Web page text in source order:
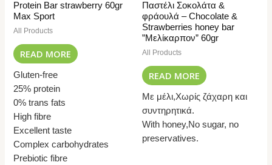
Protein Bar strawberry 60gr
Max Sport
All Products
READ MORE
Gluten-free
25% protein
0% trans fats
High fibre
Excellent taste
Complex carbohydrates
Prebiotic fibre
Παστέλι Σοκολάτα &
φράουλά – Chocolate &
Strawberries honey bar
”Μελίκαρπον” 60gr
All Products
READ MORE
Με μέλι,Χωρίς ζάχαρη και
συντηρητικά.
With honey,No sugar, no
preservatives.